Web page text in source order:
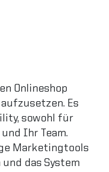
Onlineshop
Es
sowohl für
Ihr Team.
Marketingtools
das System